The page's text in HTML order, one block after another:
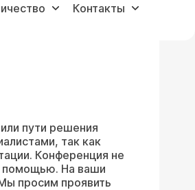
Контакты
пути решения
так как
Конференция не
помощью. На ваши
просим проявить